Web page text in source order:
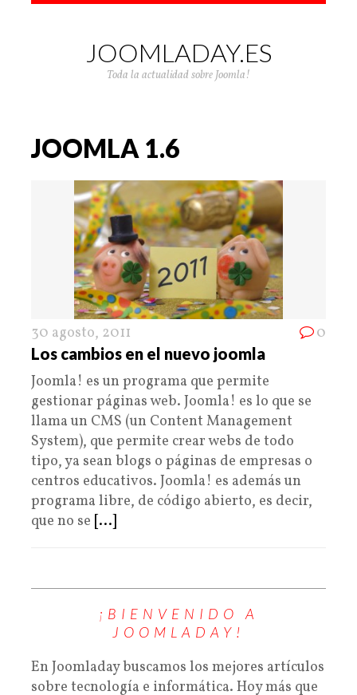
JOOMLADAY.ES
Toda la actualidad sobre Joomla!
JOOMLA 1.6
30 agosto, 2011 0
Los cambios en el nuevo joomla
Joomla! es un programa que permite
gestionar páginas web. Joomla! es lo que se
llama un CMS (un Content Management
System), que permite crear webs de todo
tipo, ya sean blogs o páginas de empresas o
centros educativos. Joomla! es además un
programa libre, de código abierto, es decir,
que no se [...]
¡BIENVENIDO A
JOOMLADAY!
En Joomladay buscamos los mejores artículos
sobre tecnología e informática. Hoy más que